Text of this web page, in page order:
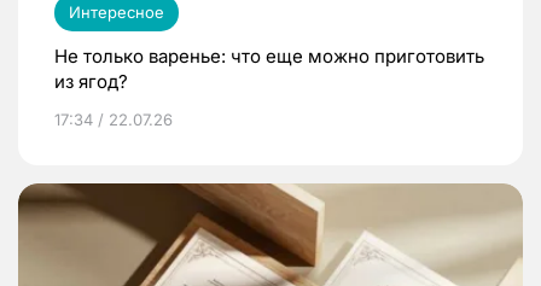
Интересное
Не только варенье: что еще можно приготовить
из ягод?
17:34 / 22.07.26